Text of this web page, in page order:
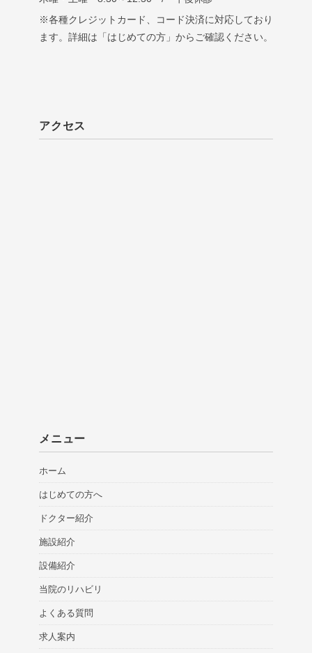
※各種クレジットカード、コード決済に対応しており
ます。詳細は「はじめての方」からご確認ください。
アクセス
メニュー
ホーム
はじめての方へ
ドクター紹介
施設紹介
設備紹介
当院のリハビリ
よくある質問
求人案内